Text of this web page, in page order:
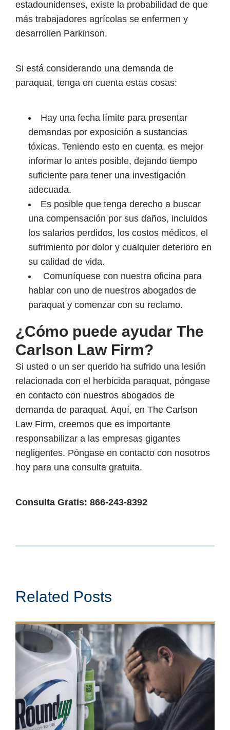
estadounidenses, existe la probabilidad de que
más trabajadores agrícolas se enfermen y
desarrollen Parkinson.
Si está considerando una demanda de
paraquat, tenga en cuenta estas cosas:
Hay una fecha límite para presentar
demandas por exposición a sustancias
tóxicas. Teniendo esto en cuenta, es mejor
informar lo antes posible, dejando tiempo
suficiente para tener una investigación
adecuada.
Es posible que tenga derecho a buscar
una compensación por sus daños, incluidos
los salarios perdidos, los costos médicos, el
sufrimiento por dolor y cualquier deterioro en
su calidad de vida.
Comuníquese con nuestra oficina para
hablar con uno de nuestros abogados de
paraquat y comenzar con su reclamo.
¿Cómo puede ayudar The
Carlson Law Firm?
Si usted o un ser querido ha sufrido una lesión
relacionada con el herbicida paraquat, póngase
en contacto con nuestros abogados de
demanda de paraquat. Aquí, en The Carlson
Law Firm, creemos que es importante
responsabilizar a las empresas gigantes
negligentes. Póngase en contacto con nosotros
hoy para una consulta gratuita.
Consulta Gratis: 866-243-8392
Related Posts